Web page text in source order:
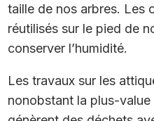
taille de nos arbres. Les
réutilisés sur le pied de
conserver l’humidité.
Les travaux sur les
nonobstant la plus-